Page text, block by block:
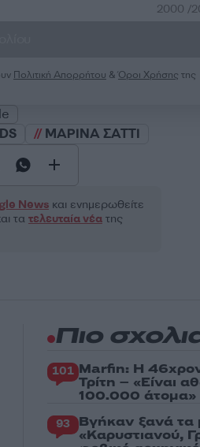
2000 /
Πολιτική Απορρήτου &Όροι Χρήσης της
ΜΑΡΙΝΑ ΣΑΤΤΙ
Newsκαι ενημερωθείτε
τα τελευταία νέατης
Πιο
101 Marfin: Η
Τρίτη – «Είναι
100.000 άτομα»
93 Βγήκαν ξανά τα
«Καρυστιανού,